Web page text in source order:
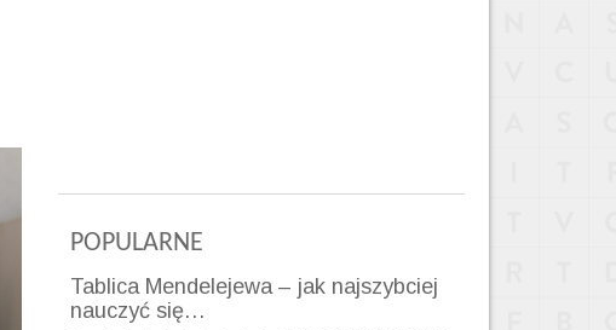
POPULARNE
Tablica Mendelejewa – jak najszybciej
nauczyć się…